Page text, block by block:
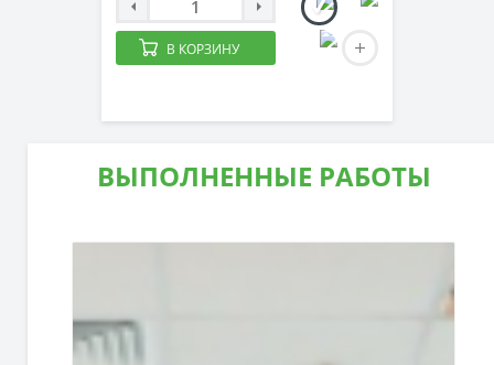
В КОРЗИНУ
ВЫПОЛНЕННЫЕ РАБОТЫ